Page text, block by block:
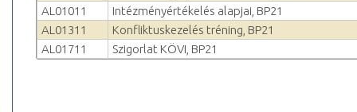
AL01011
Intézményértékelés alapjai, BP21
AL01311
Konfliktuskezelés tréning, BP21
AL01711
Szigorlat KÖVI, BP21